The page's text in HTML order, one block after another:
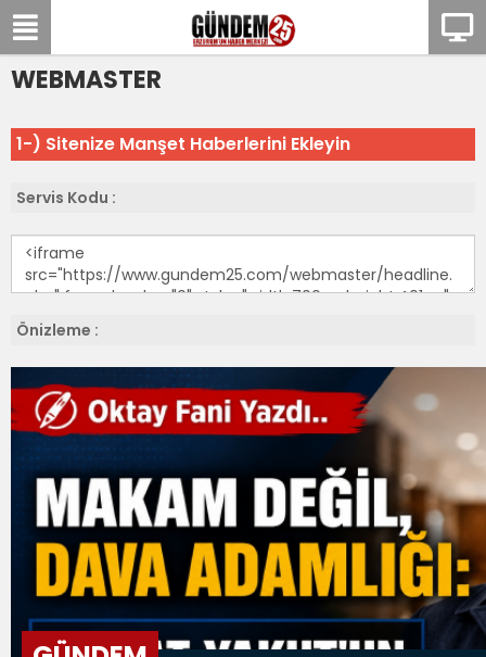
WEBMASTER
1-) Sitenize Manşet Haberlerini Ekleyin
Servis Kodu :
Önizleme :